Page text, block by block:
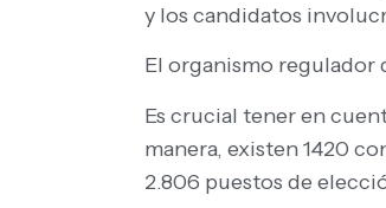
y los candidatos
El organismo regulador
Es crucial tener en
manera, existen 1420
2.806 puestos de